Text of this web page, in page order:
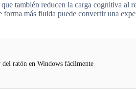
también reducen la carga cognitiva al
más fluida puede convertir una
ratón en Windows fácilmente